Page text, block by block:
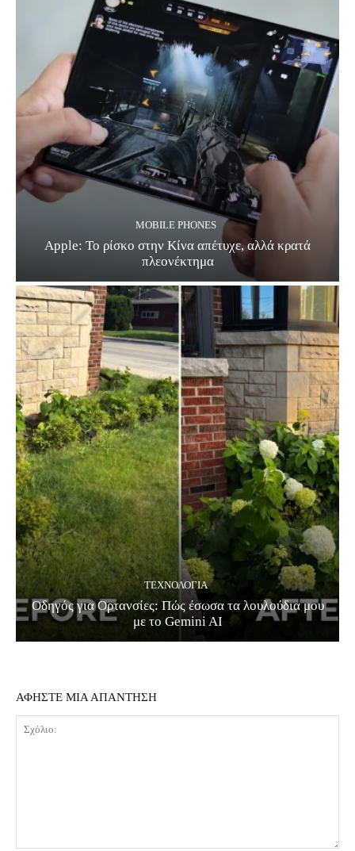
MOBILE PHONES
Apple: Το ρίσκο στην Κίνα απέτυχε, αλλά κρατά
πλεονέκτημα
ΤΕΧΝΟΛΟΓΊΑ
Οδηγός για Ορτανσίες: Πώς έσωσα τα λουλούδια μου
με το Gemini AI
ΑΦΗΣΤΕ ΜΙΑ ΑΠΑΝΤΗΣΗ